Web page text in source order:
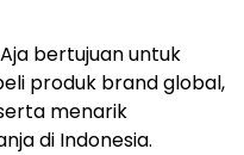
bertujuan untuk
produk brand global,
menarik
di Indonesia.